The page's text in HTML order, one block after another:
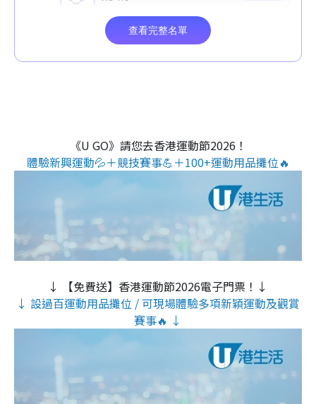
《U GO》請您去香港運動節2026！
體驗新興運動💦＋競技賽事💪＋100+運動用品攤位🔥
↓ 【免費送】香港運動節2026電子門票！↓
↓ 設過百運動用品攤位 / 可現場體驗多項新穎運動及觀賞
賽事🔥 ↓